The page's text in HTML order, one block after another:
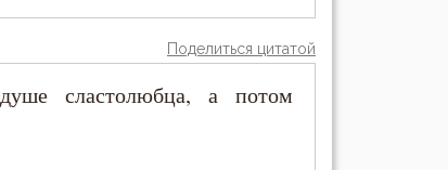
Поделиться цитатой
сластолюбца, а потом